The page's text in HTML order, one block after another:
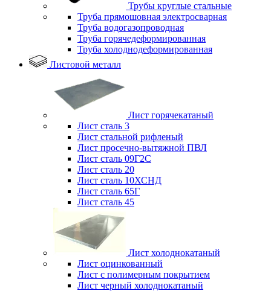
Трубы круглые стальные
Труба прямошовная электросварная
Труба водогазопроводная
Труба горячедеформированная
Труба холоднодеформированная
Листовой металл
Лист горячекатаный
Лист сталь 3
Лист стальной рифленый
Лист просечно-вытяжной ПВЛ
Лист сталь 09Г2С
Лист сталь 20
Лист сталь 10ХСНД
Лист сталь 65Г
Лист сталь 45
Лист холоднокатаный
Лист оцинкованный
Лист с полимерным покрытием
Лист черный холоднокатаный